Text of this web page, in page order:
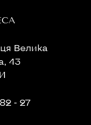
Велика
43
- 27